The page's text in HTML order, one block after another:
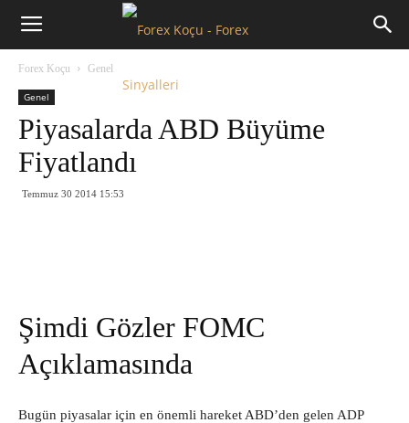
Forex
Forex Koçu Genel
Genel
Piyasalarda ABD Büyüme
Fiyatlandı
Temmuz 30 2014 15:53
Şimdi Gözler FOMC
Açıklamasında
Bugün piyasalar için en önemli hareket ABD’den gelen ADP